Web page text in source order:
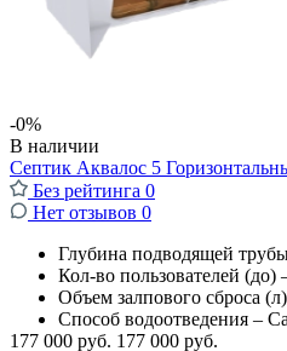
-0%
В наличии
Септик Аквалос 5
Без рейтинга 0
Нет отзывов 0
Глубина подводящей
Кол-во пользователей (до)
Объем залпового сброса
Способ водоотведения –
177 000 руб. 177 000 руб.